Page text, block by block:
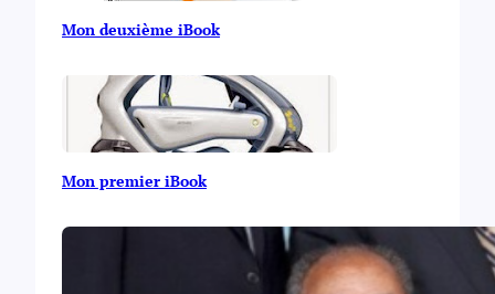
Mon deuxième iBook
Mon premier iBook